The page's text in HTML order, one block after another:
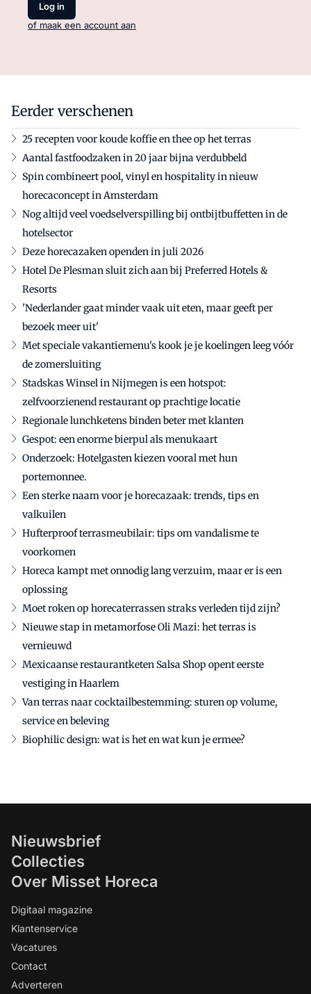
Log in
of maak een account aan
Eerder verschenen
25 recepten voor koude koffie en thee op het terras
Aantal fastfoodzaken in 20 jaar bijna verdubbeld
Spin combineert pool, vinyl en hospitality in nieuw
horecaconcept in Amsterdam
Nog altijd veel voedselverspilling bij ontbijtbuffetten in de
hotelsector
Deze horecazaken openden in juli 2026
Hotel De Plesman sluit zich aan bij Preferred Hotels &
Resorts
'Nederlander gaat minder vaak uit eten, maar geeft per
bezoek meer uit'
Met speciale vakantiemenu's kook je je koelingen leeg vóór
de zomersluiting
Stadskas Winsel in Nijmegen is een hotspot:
zelfvoorzienend restaurant op prachtige locatie
Regionale lunchketens binden beter met klanten
Gespot: een enorme bierpul als menukaart
Onderzoek: Hotelgasten kiezen vooral met hun
portemonnee.
Een sterke naam voor je horecazaak: trends, tips en
valkuilen
Hufterproof terrasmeubilair: tips om vandalisme te
voorkomen
Horeca kampt met onnodig lang verzuim, maar er is een
oplossing
Moet roken op horecaterrassen straks verleden tijd zijn?
Nieuwe stap in metamorfose Oli Mazi: het terras is
vernieuwd
Mexicaanse restaurantketen Salsa Shop opent eerste
vestiging in Haarlem
Van terras naar cocktailbestemming: sturen op volume,
service en beleving
Biophilic design: wat is het en wat kun je ermee?
Nieuwsbrief
Collecties
Over Misset Horeca
Digitaal magazine
Klantenservice
Vacatures
Contact
Adverteren